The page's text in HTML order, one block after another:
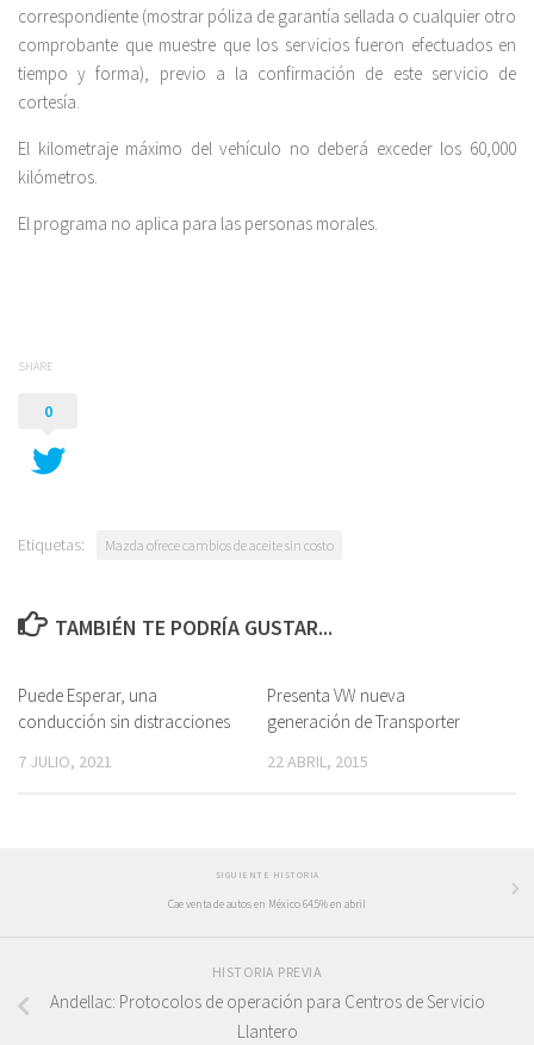
correspondiente (mostrar póliza de garantía sellada o cualquier otro
comprobante que muestre que los servicios fueron efectuados en
tiempo y forma), previo a la confirmación de este servicio de
cortesía.
El kilometraje máximo del vehículo no deberá exceder los 60,000
kilómetros.
El programa no aplica para las personas morales.
SHARE
0
Etiquetas: Mazda ofrece cambios de aceite sin costo
TAMBIÉN TE PODRÍA GUSTAR...
Puede Esperar, una
conducción sin distracciones
7 JULIO, 2021
Presenta VW nueva
generación de Transporter
22 ABRIL, 2015
SIGUIENTE HISTORIA
Cae venta de autos en México 64.5% en abril
HISTORIA PREVIA
Andellac: Protocolos de operación para Centros de Servicio
Llantero